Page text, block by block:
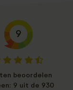
9
beoordelen
9 uit de 930